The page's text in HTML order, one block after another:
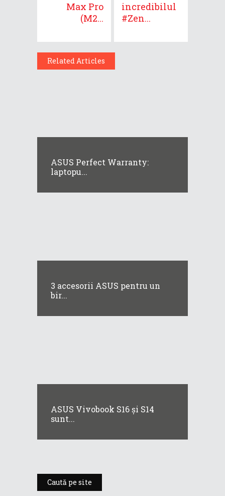
Max Pro
(M2...
incredibilul
#Zen...
Related Articles
ASUS Perfect Warranty:
laptopu...
3 accesorii ASUS pentru un
bir...
ASUS Vivobook S16 și S14
sunt...
Caută pe site